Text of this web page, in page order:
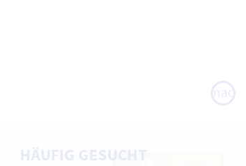
nach
oben
HÄUFIG GESUCHT